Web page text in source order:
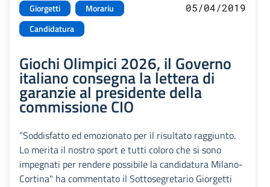
Giorgetti
Morariu
Candidatura
05/04/2019
Giochi Olimpici 2026, il Governo
italiano consegna la lettera di
garanzie al presidente della
commissione CIO
“Soddisfatto ed emozionato per il risultato raggiunto.
Lo merita il nostro sport e tutti coloro che si sono
impegnati per rendere possibile la candidatura Milano-
Cortina" ha commentato il Sottosegretario Giorgetti